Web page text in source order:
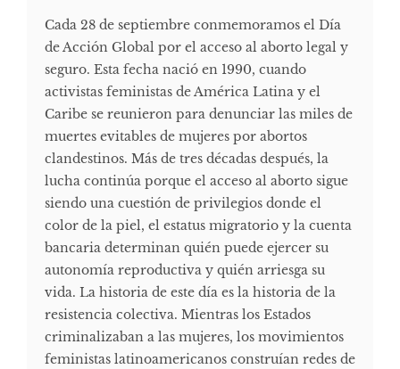
Cada 28 de septiembre conmemoramos el Día
de Acción Global por el acceso al aborto legal y
seguro. Esta fecha nació en 1990, cuando
activistas feministas de América Latina y el
Caribe se reunieron para denunciar las miles de
muertes evitables de mujeres por abortos
clandestinos. Más de tres décadas después, la
lucha continúa porque el acceso al aborto sigue
siendo una cuestión de privilegios donde el
color de la piel, el estatus migratorio y la cuenta
bancaria determinan quién puede ejercer su
autonomía reproductiva y quién arriesga su
vida. La historia de este día es la historia de la
resistencia colectiva. Mientras los Estados
criminalizaban a las mujeres, los movimientos
feministas latinoamericanos construían redes de